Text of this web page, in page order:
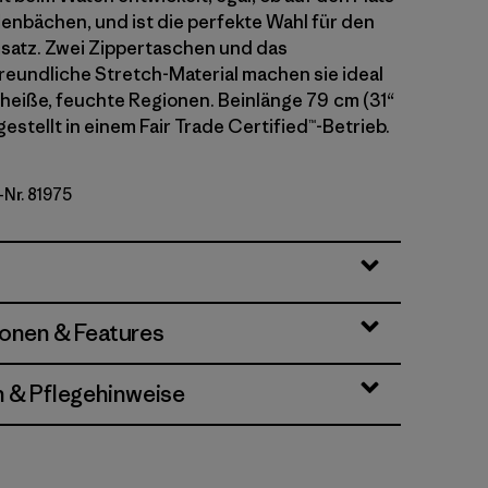
und ist die perfekte Wahl für den
Zwei Zippertaschen und das
Stretch-Material machen sie ideal
feuchte Regionen. Beinlänge 79 cm (31“
in einem Fair Trade Certified™-Betrieb.
81975
& Features
& Pflegehinweise